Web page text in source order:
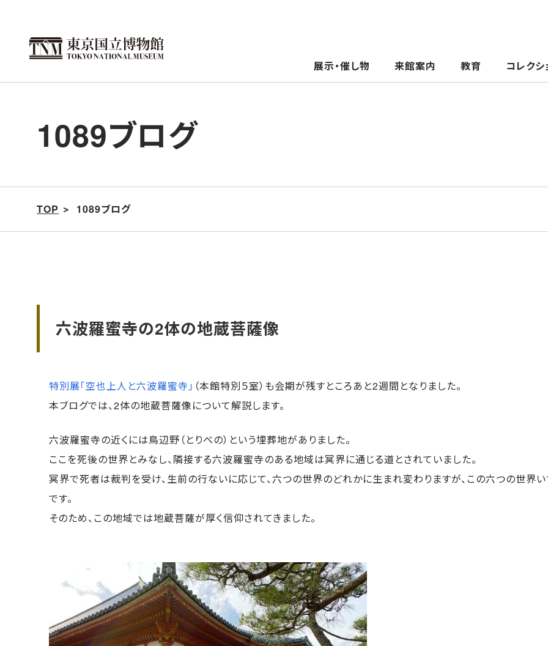
移
展示・催し物 来館案内 教育 コレクシ
1089ブログ
TOP 1089ブログ
六波羅蜜寺の2体の地蔵菩薩像
特別展「空也上人と六波羅蜜寺」 （本館特別５室）も会期が残すところあと2週間となりました。
本ブログでは、2体の地蔵菩薩像について解説します。
六波羅蜜寺の近くには鳥辺野（とりべの）という埋葬地がありました。
ここを死後の世界とみなし、隣接する六波羅蜜寺のある地域は冥界に通じる道とされていました。
冥界で死者は裁判を受け、生前の行ないに応じて、六つの世界のどれかに生まれ変わりますが、この六つの世
です。
そのため、この地域では地蔵菩薩が厚く信仰されてきました。